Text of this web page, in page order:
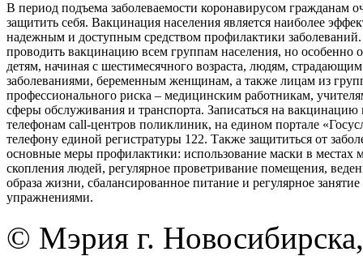
В период подъема заболеваемости коронавирусом гражданам
защитить себя. Вакцинация населения является наиболее
надежным и доступным средством профилактики заболеваний.
проводить вакцинацию всем группам населения, но особенно
детям, начиная с шестимесячного возраста, людям,
заболеваниями, беременным женщинам, а также лицам из
профессионального риска – медицинским работникам,
сферы обслуживания и транспорта. Записаться на
телефонам call-центров поликлиник, на едином портале
телефону единой регистратуры 122. Также защититься от
основные меры профилактики: использование маски в местах
скопления людей, регулярное проветривание помещения,
образа жизни, сбалансированное питание и регулярное
упражнениями.
© Мэрия г.